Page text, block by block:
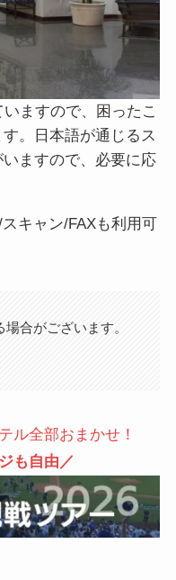
ますので、困ったこ
。日本語が通じるス
ますので、必要に応
キャン/FAXも利用可
合がございます。
ル全部おまかせ！
も自由／